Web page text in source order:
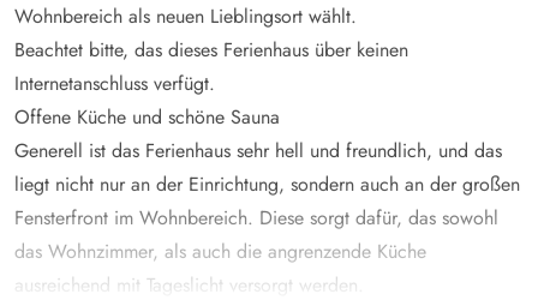
Wohnbereich als neuen Lieblingsort wählt.
Beachtet bitte, das dieses Ferienhaus über keinen
Internetanschluss verfügt.
Offene Küche und schöne Sauna
Generell ist das Ferienhaus sehr hell und freundlich, und das
liegt nicht nur an der Einrichtung, sondern auch an der großen
Fensterfront im Wohnbereich. Diese sorgt dafür, das sowohl
das Wohnzimmer, als auch die angrenzende Küche
ausreichend mit Tageslicht versorgt werden.